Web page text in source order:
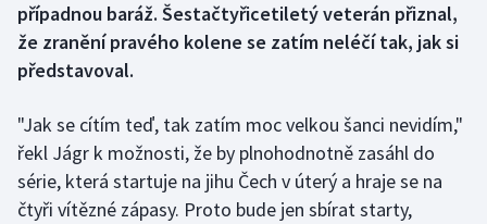
Dostihy
Futsal
Golf
případnou baráž. Šestačtyřicetiletý veterán přiznal,
že zranění pravého kolene se zatím neléčí tak, jak si
představoval.
"Jak se cítím teď, tak zatím moc velkou šanci nevidím,"
řekl Jágr k možnosti, že by plnohodnotně zasáhl do
série, která startuje na jihu Čech v úterý a hraje se na
čtyři vítězné zápasy. Proto bude jen sbírat starty,